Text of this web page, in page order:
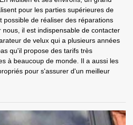
pour les parties supérieures de
possible de réaliser des réparations
il est indispensable de contacter
de velux qui a plusieurs années
qu'il propose des tarifs très
à beaucoup de monde. Il a aussi les
pour s'assurer d'un meilleur